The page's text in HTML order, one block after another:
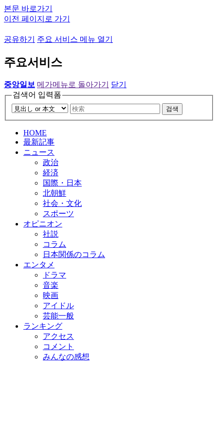
본문 바로가기
이전 페이지로 가기
공유하기 주요 서비스 메뉴 열기
주요서비스
중앙일보 메가메뉴로 돌아가기
닫기
검색어 입력폼
검색
HOME
最新記事
ニュース
政治
経済
国際・日本
北朝鮮
社会・文化
スポーツ
オピニオン
社説
コラム
日本関係のコラム
エンタメ
ドラマ
音楽
映画
アイドル
芸能一般
ランキング
アクセス
コメント
みんなの感想